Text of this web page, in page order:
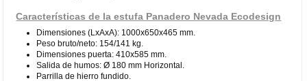
Características de la estufa Panadero Nevada Ecodesign
Dimensiones (LxAxA): 1000x650x465 mm.
Peso bruto/neto: 154/141 kg.
Dimensiones puerta: 410x585 mm.
Salida de humos: Ø 180 mm Horizontal.
Parrilla de hierro fundido.